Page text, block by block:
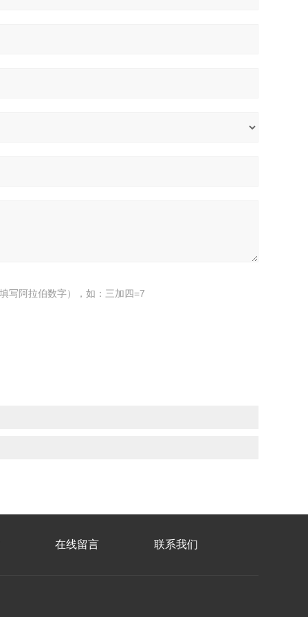
写阿拉伯数字），如：三加四=7
在线留言 联系我们